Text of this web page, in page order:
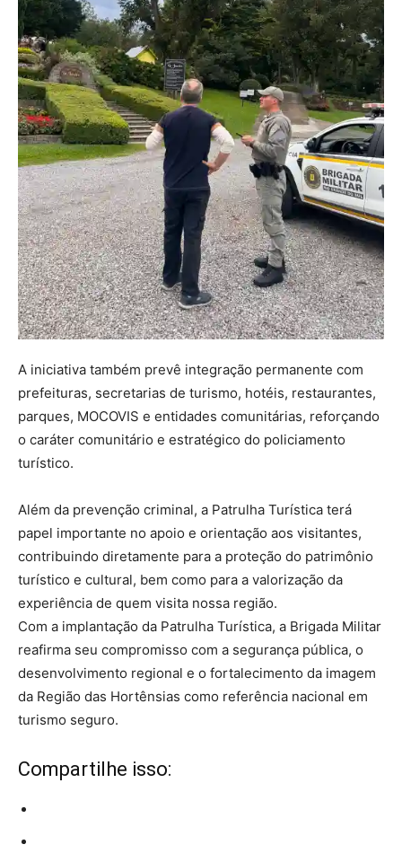
A iniciativa também prevê integração permanente com
prefeituras, secretarias de turismo, hotéis, restaurantes,
parques, MOCOVIS e entidades comunitárias, reforçando
o caráter comunitário e estratégico do policiamento
turístico.
Além da prevenção criminal, a Patrulha Turística terá
papel importante no apoio e orientação aos visitantes,
contribuindo diretamente para a proteção do patrimônio
turístico e cultural, bem como para a valorização da
experiência de quem visita nossa região.
Com a implantação da Patrulha Turística, a Brigada Militar
reafirma seu compromisso com a segurança pública, o
desenvolvimento regional e o fortalecimento da imagem
da Região das Hortênsias como referência nacional em
turismo seguro.
Compartilhe isso: